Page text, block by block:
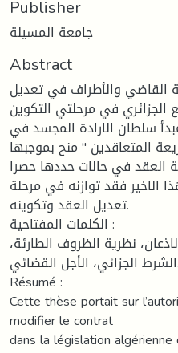
Publisher
جامعة المسيلة
Abstract
القاضي والأطراف في تعديل
الجزائري في مرحلتي التكوين
سلطان الارادة المجسد في
المتعاقدين " منح بموجبها
في حالات حددها حصرا
الاخير فقد توازنه في مرحلة
تعديل العقد وتكوينه.
الكلمات المفتاحية :
نظرية الظروف الطارئة،
الشرط الجزائي، الأجل القضائي.
Résumé :
Cette thèse portait sur
modifier le contrat
dans la législation